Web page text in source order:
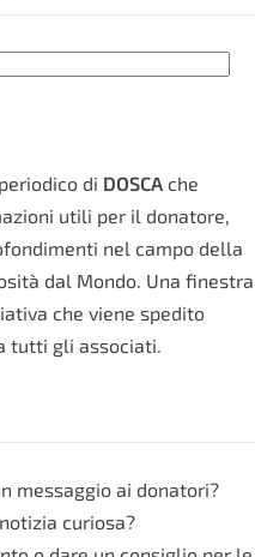
di DOSCA che
utili per il donatore,
nel campo della
dal Mondo. Una finestra
che viene spedito
tutti gli associati.
messaggio ai donatori?
curiosa?